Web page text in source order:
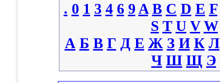
. 0 1 3 4 6 9 A B C D E F
S T U V W
А Б В Г Д Е Ж З И К Л
Ч Ш Щ Э